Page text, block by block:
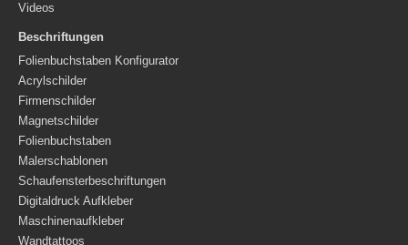
Videos
Beschriftungen
Folienbuchstaben Konfigurator
Acrylschilder
Firmenschilder
Magnetschilder
Folienbuchstaben
Malerschablonen
Schaufensterbeschriftungen
Digitaldruck Aufkleber
Maschinenaufkleber
Wandtattoos